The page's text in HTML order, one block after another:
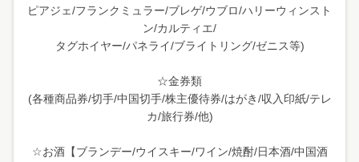
ピアジェ/フランクミュラー/ブレゲ/ウブロ/ハリーウィンスト
ン/カルティエ/
タグホイヤー/パネライ/ブライトリング/ゼニス等)
☆金券類
(各種商品券/切手/中国切手/株主優待券/はがき/収入印紙/テレ
カ/旅行券/他)
☆お酒【ブランデー/ウイスキー/ワイン/焼酎/日本酒/中国酒